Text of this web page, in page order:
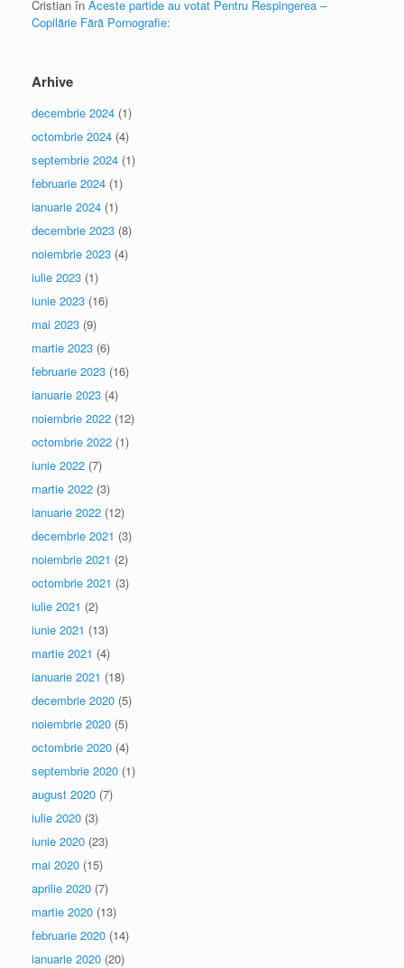
Cristian în Aceste partide au votat Pentru Respingerea –
Copilărie Fără Pornografie:
Arhive
decembrie 2024 (1)
octombrie 2024 (4)
septembrie 2024 (1)
februarie 2024 (1)
ianuarie 2024 (1)
decembrie 2023 (8)
noiembrie 2023 (4)
iulie 2023 (1)
iunie 2023 (16)
mai 2023 (9)
martie 2023 (6)
februarie 2023 (16)
ianuarie 2023 (4)
noiembrie 2022 (12)
octombrie 2022 (1)
iunie 2022 (7)
martie 2022 (3)
ianuarie 2022 (12)
decembrie 2021 (3)
noiembrie 2021 (2)
octombrie 2021 (3)
iulie 2021 (2)
iunie 2021 (13)
martie 2021 (4)
ianuarie 2021 (18)
decembrie 2020 (5)
noiembrie 2020 (5)
octombrie 2020 (4)
septembrie 2020 (1)
august 2020 (7)
iulie 2020 (3)
iunie 2020 (23)
mai 2020 (15)
aprilie 2020 (7)
martie 2020 (13)
februarie 2020 (14)
ianuarie 2020 (20)